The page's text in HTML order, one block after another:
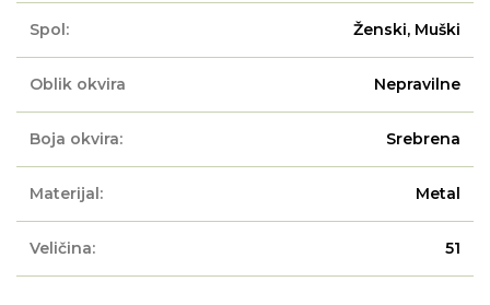
Spol: Ženski, Muški
Oblik okvira Nepravilne
Boja okvira: Srebrena
Materijal: Metal
Veličina: 51